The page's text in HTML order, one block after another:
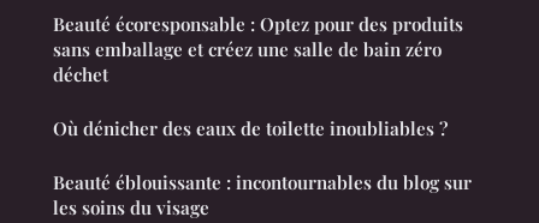
Beauté écoresponsable : Optez pour des produits
sans emballage et créez une salle de bain zéro
déchet
Où dénicher des eaux de toilette inoubliables ?
Beauté éblouissante : incontournables du blog sur
les soins du visage